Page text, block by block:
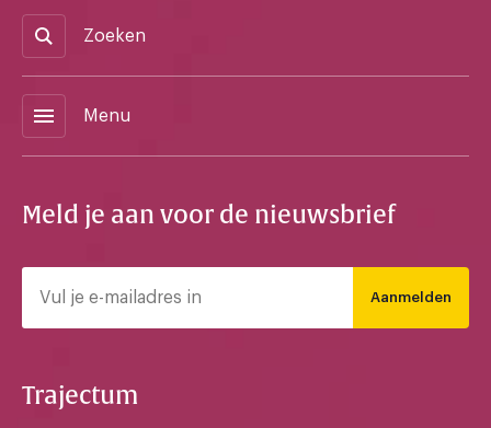
Zoeken
menu Menu
Meld je aan voor de nieuwsbrief
Aanmelden
Trajectum